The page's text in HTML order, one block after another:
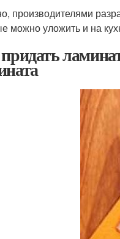
производителями
можно уложить и на